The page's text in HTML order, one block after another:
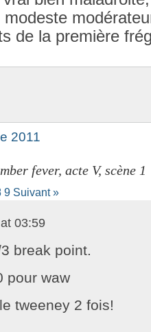
de la première
2011
fever, acte V, scène 1
9 Suivant »
03:59
break point.
pour waw
tweeney 2 fois!